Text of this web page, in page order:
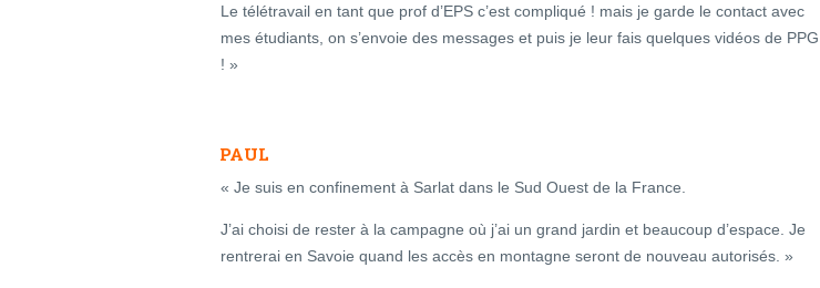
Le télétravail en tant que prof d’EPS c’est compliqué ! mais je garde le contact avec
mes étudiants, on s’envoie des messages et puis je leur fais quelques vidéos de PPG
! »
PAUL
« Je suis en confinement à Sarlat dans le Sud Ouest de la France.
J’ai choisi de rester à la campagne où j’ai un grand jardin et beaucoup d’espace. Je
rentrerai en Savoie quand les accès en montagne seront de nouveau autorisés. »